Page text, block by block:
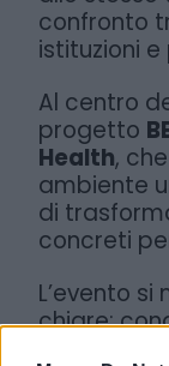
confronto
istituzioni
Al centro
progetto
Health,
ambiente
di
concreti
L’evento
chiare: